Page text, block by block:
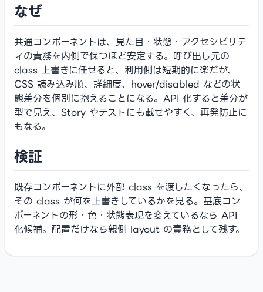
なぜ
共通コンポーネントは、見た目・状態・アクセシビリテ
ィの責務を内側で保つほど安定する。呼び出し元の
class 上書きに任せると、利用側は短期的に楽だが、
CSS 読み込み順、詳細度、hover/disabled などの状
態差分を個別に抱えることになる。API 化すると差分が
型で見え、Story やテストにも載せやすく、再発防止に
もなる。
検証
既存コンポーネントに外部 class を渡したくなったら、
その class が何を上書きしているかを見る。基底コン
ポーネントの形・色・状態表現を変えているなら API
化候補。配置だけなら親側 layout の責務として残す。